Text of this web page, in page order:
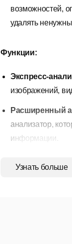
возможностей,
удалять
Функции:
Экспресс-
изображений,
Расширенный
анализатор,
информации.
сможете
Узнать больше